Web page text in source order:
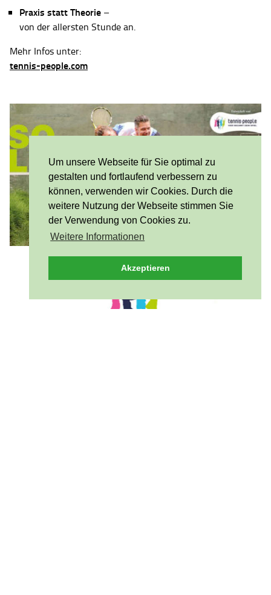
Um unsere Webseite für Sie optimal zu
gestalten und fortlaufend verbessern zu
können, verwenden wir Cookies. Durch die
weitere Nutzung der Webseite stimmen Sie
der Verwendung von Cookies zu.
Weitere Informationen
Akzeptieren
Praxis statt Theorie –
von der allersten Stunde an.
Mehr Infos unter:
tennis-people.com